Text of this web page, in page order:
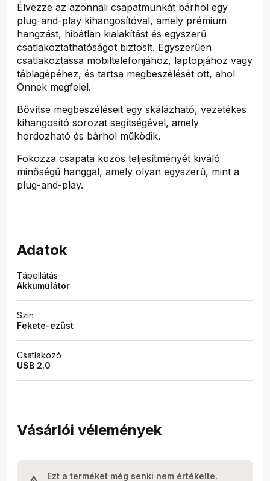
Élvezze az azonnali csapatmunkát bárhol egy
plug-and-play kihangosítóval, amely prémium
hangzást, hibátlan kialakítást és egyszerű
csatlakoztathatóságot biztosít. Egyszerűen
csatlakoztassa mobiltelefonjához, laptopjához vagy
táblagépéhez, és tartsa megbeszélését ott, ahol
Önnek megfelel.
Bővítse megbeszéléseit egy skálázható, vezetékes
kihangosító sorozat segítségével, amely
hordozható és bárhol működik.
Fokozza csapata közös teljesítményét kiváló
minőségű hanggal, amely olyan egyszerű, mint a
plug-and-play.
Adatok
Tápellátás
Akkumulátor
Szín
Fekete-ezüst
Csatlakozó
USB 2.0
Vásárlói vélemények
Ezt a terméket még senki nem értékelte.